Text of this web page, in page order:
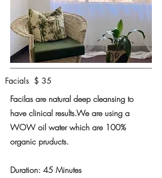
Facials $ 35
Facilas are natural deep cleansing to
have clinical results.We are using a
WOW oil water which are 100%
organic pruducts.
Duration: 45 Minutes